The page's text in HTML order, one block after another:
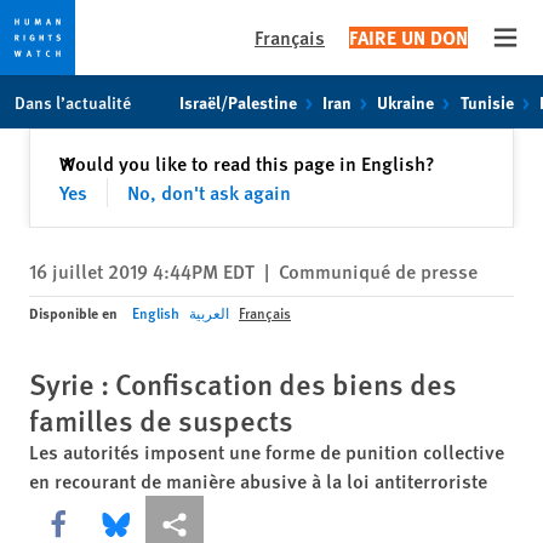
toto
content
Français FAIRE UN DON
Dans l’actualité Israël/Palestine Iran Ukraine Tunisie
Would you like to read this page in English?
Yes
No, don't ask again
✕Fermer
16 juillet 2019 4:44PM EDT | Communiqué de presse
Disponible en English العربية Français
Syrie : Confiscation des biens des
familles de suspects
Les autorités imposent une forme de punition collective
en recourant de manière abusive à la loi antiterroriste
Share this via Facebook
Share this via Bluesky
Share this via Partagez